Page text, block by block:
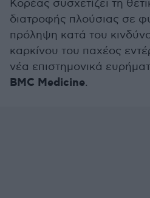
Κορέας συσχετίζει τη
διατροφής πλούσιας σε
πρόληψη κατά του
καρκίνου του παχέος
νέα επιστημονικά
BMC Medicine.